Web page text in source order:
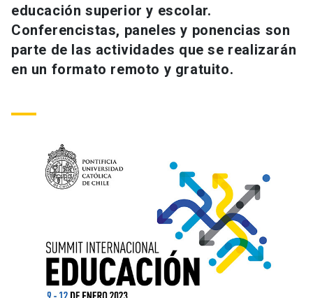
Académicos
Personal
Padres y familia
Vecinos
Admisión launch
Correo UC launch
Donaciones launch
educación superior y escolar.
Conferencistas, paneles y ponencias son
parte de las actividades que se realizarán
en un formato remoto y gratuito.